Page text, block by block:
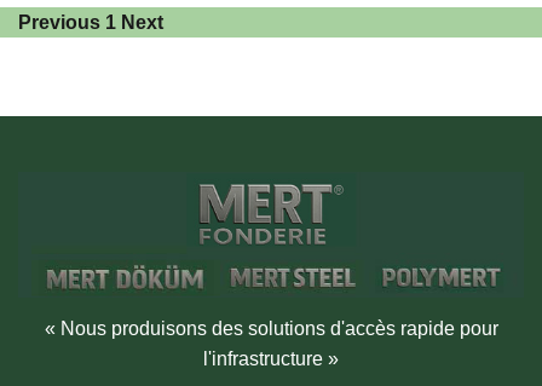
Previous 1 Next
« Nous produisons des solutions d'accès rapide pour
l'infrastructure »